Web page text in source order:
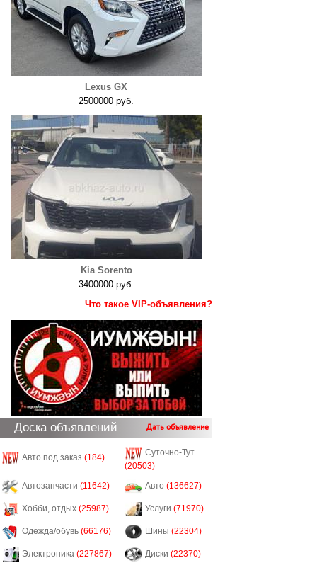
Lexus GX
2500000 руб.
Kia Sorento
3400000 руб.
Что такое VIP-объявления?
Доска объявлений Дать объявление
Авто под заказ (184)
Суточно-Тут
(20503)
Автозапчасти (11642) Авто (136627)
Хобби, отдых (25987) Услуги (71970)
Одежда/обувь (66176) Шины (22304)
Электроника (227867) Диски (22370)